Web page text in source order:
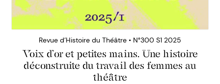
Revue d’Histoire du Théâtre • N°300 S1 2025
Voix d’or et petites mains. Une histoire
déconstruite du travail des femmes au
théâtre